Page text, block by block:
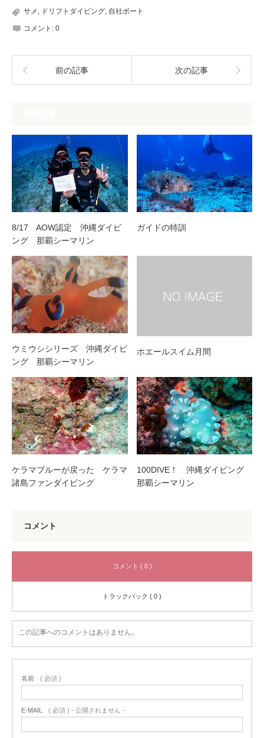
サメ , ドリフトダイビング, 自社ボート
コメント: 0
前の記事 次の記事
8/17 AOW認定 沖縄ダイビ
ング 那覇シーマリン
ガイドの特訓
ウミウシシリーズ 沖縄ダイビ
ング 那覇シーマリン
ホエールスイム月間
ケラマブルーが戻った ケラマ
諸島ファンダイビング
100DIVE！ 沖縄ダイビング
那覇シーマリン
コメント
コメント ( 0 )
トラックバック ( 0 )
この記事へのコメントはありません。
名前 ( 必須 )
E-MAIL ( 必須 ) - 公開されません -